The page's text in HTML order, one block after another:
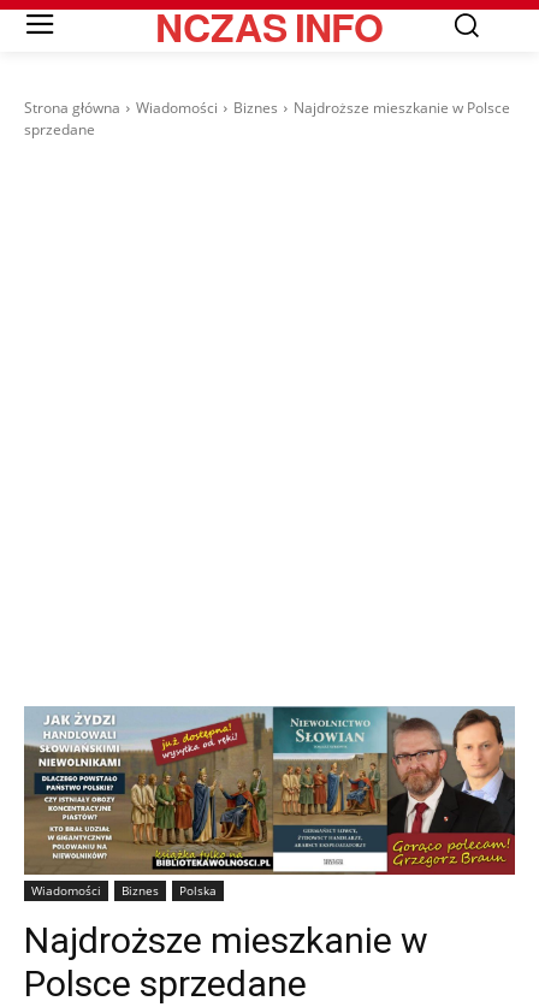
NCZASINFO
Strona główna Wiadomości Biznes
Najdroższe mieszkanie w Polsce
sprzedane
Wiadomości Biznes Polska
Najdroższe mieszkanie w
Polsce sprzedane